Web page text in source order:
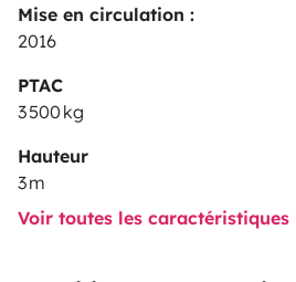
Mise en circulation :
2016
PTAC
3 500 kg
Hauteur
3 m
Voir toutes les caractéristiques